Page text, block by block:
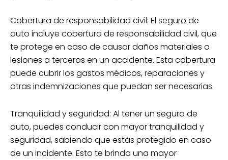
Cobertura de responsabilidad civil: El seguro de
auto incluye cobertura de responsabilidad civil, que
te protege en caso de causar daños materiales o
lesiones a terceros en un accidente. Esta cobertura
puede cubrir los gastos médicos, reparaciones y
otras indemnizaciones que puedan ser necesarias.
Tranquilidad y seguridad: Al tener un seguro de
auto, puedes conducir con mayor tranquilidad y
seguridad, sabiendo que estás protegido en caso
de un incidente. Esto te brinda una mayor